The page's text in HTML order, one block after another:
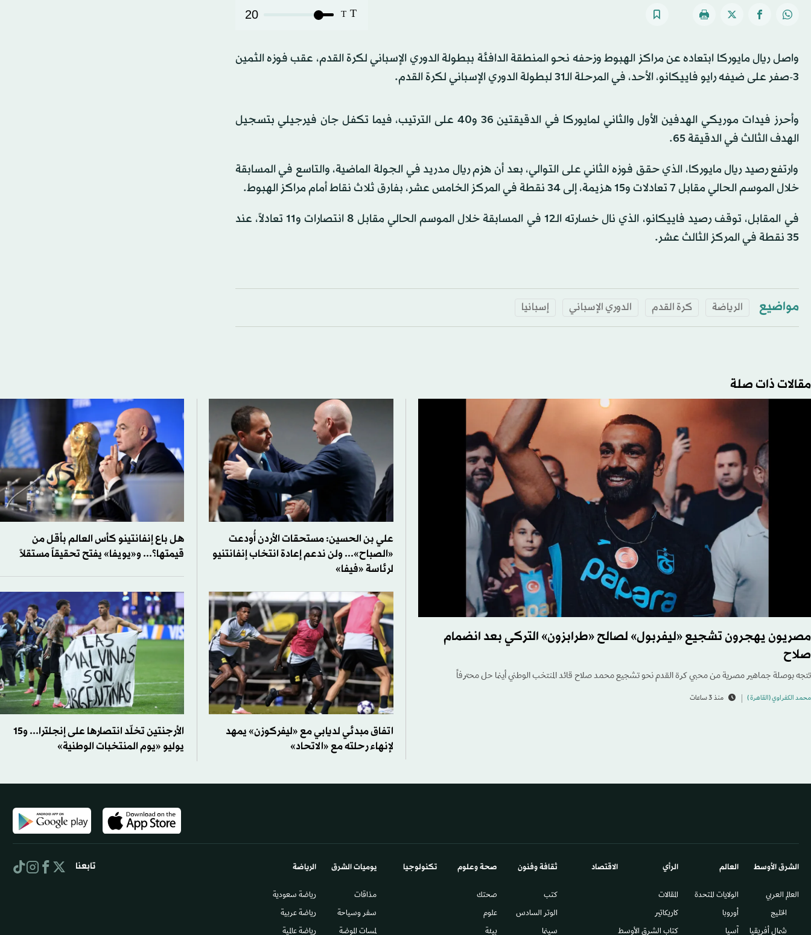
T
T
20
واصل ريال مايوركا ابتعاده عن مراكز الهبوط وزحفه نحو المنطقة الدافئة ببطولة الدوري الإسباني لكرة القدم، عقب فوزه الثمين
3-صفر على ضيفه رايو فاييكانو، الأحد، في المرحلة الـ31 لبطولة الدوري الإسباني لكرة القدم.
وأحرز فيدات موريكي الهدفين الأول والثاني لمايوركا في الدقيقتين 36 و40 على الترتيب، فيما تكفل جان فيرجيلي بتسجيل
الهدف الثالث في الدقيقة 65.
وارتفع رصيد ريال مايوركا، الذي حقق فوزه الثاني على التوالي، بعد أن هزم ريال مدريد في الجولة الماضية، والتاسع في المسابقة
خلال الموسم الحالي مقابل 7 تعادلات و15 هزيمة، إلى 34 نقطة في المركز الخامس عشر، بفارق ثلاث نقاط أمام مراكز الهبوط.
في المقابل، توقف رصيد فاييكانو، الذي نال خسارته الـ12 في المسابقة خلال الموسم الحالي مقابل 8 انتصارات و11 تعادلاً، عند
35 نقطة في المركز الثالث عشر.
مواضيع الرياضة كرة القدم الدوري الإسباني إسبانيا
مقالات ذات صلة
مصريون يهجرون تشجيع «ليفربول» لصالح «طرابزون» التركي بعد انضمام
صلاح
تتجه بوصلة جماهير مصرية من محبي كرة القدم نحو تشجيع محمد صلاح قائد المنتخب الوطني أينما حل محترفاً
محمد الكفراوي (القاهرة ) منذ 3 ساعات
علي بن الحسين: مستحقات الأردن أُودعت
«الصباح»... ولن ندعم إعادة انتخاب إنفانتنيو
لرئاسة «فيفا»
هل باع إنفانتينو كأس العالم بأقل من
قيمتها؟... و«يويفا» يفتح تحقيقاً مستقلاً
اتفاق مبدئي لديابي مع «ليفركوزن» يمهد
لإنهاء رحلته مع «الاتحاد»
الأرجنتين تخلّد انتصارها على إنجلترا... و15
يوليو «يوم المنتخبات الوطنية»
الشرق الأوسط​
العالم العربي
الخليج
شمال أفريقيا
العالم
الولايات المتحدة
أوروبا
آسيا
الرأي
المقالات
كاريكاتير
كتاب الشرق الأوسط
الاقتصاد ثقافة وفنون
كتب
الوتر السادس​
سينما
صحة وعلوم
صحتك
علوم
بيئة
تكنولوجيا يوميات الشرق​
مذاقات
سفر وسياحة
لمسات الموضة
الرياضة
رياضة سعودية
رياضة عربية
رياضة عالمية
تابعنا